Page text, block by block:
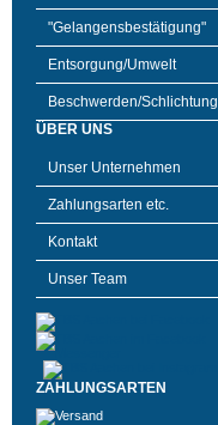
"Gelangensbestätigung"
Entsorgung/Umwelt
Beschwerden/Schlichtung
ÜBER UNS
Unser Unternehmen
Zahlungsarten etc.
Kontakt
Unser Team
ZAHLUNGSARTEN